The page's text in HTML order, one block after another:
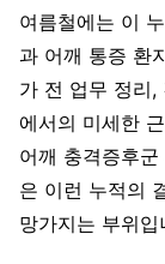
여름철에는 이
과 어깨 통증 환
가 전 업무 정리,
에서의 미세한
어깨 충격증후
은 이런 누적의
망가지는 부위입